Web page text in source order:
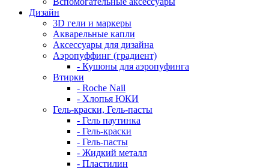
Дизайн
3D гели и маркеры
Акварельные капли
Аксессуары для дизайна
Аэропуффинг (градиент)
- Кушоны для аэропуфинга
Втирки
- Roche Nail
- Хлопья ЮКИ
Гель-краски, Гель-пасты
- Гель паутинка
- Гель-краски
- Гель-пасты
- Жидкий металл
- Пластилин